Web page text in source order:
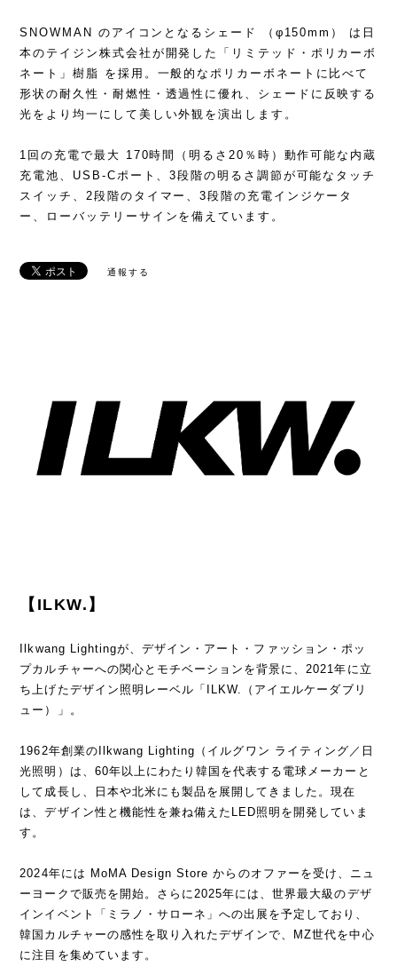
SNOWMAN のアイコンとなるシェード （φ150mm） は日
本のテイジン株式会社が開発した「リミテッド・ポリカーボ
ネート」樹脂 を採用。一般的なポリカーボネートに比べて
形状の耐久性・耐燃性・透過性に優れ、シェードに反映する
光をより均一にして美しい外観を演出します。
1回の充電で最大 170時間（明るさ20％時）動作可能な内蔵
充電池、USB-Cポート、3段階の明るさ調節が可能なタッチ
スイッチ、2段階のタイマー、3段階の充電インジケータ
ー、ローバッテリーサインを備えています。
通報する
【ILKW.】
Ilkwang Lightingが、デザイン・アート・ファッション・ポッ
プカルチャーへの関心とモチベーションを背景に、2021年に立
ち上げたデザイン照明レーベル「ILKW.（アイエルケーダブリ
ュー）」。
1962年創業のIlkwang Lighting（イルグワン ライティング／日
光照明）は、60年以上にわたり韓国を代表する電球メーカーと
して成長し、日本や北米にも製品を展開してきました。現在
は、デザイン性と機能性を兼ね備えたLED照明を開発していま
す。
2024年には MoMA Design Store からのオファーを受け、ニュ
ーヨークで販売を開始。さらに2025年には、世界最大級のデザ
インイベント「ミラノ・サローネ」への出展を予定しており、
韓国カルチャーの感性を取り入れたデザインで、MZ世代を中心
に注目を集めています。